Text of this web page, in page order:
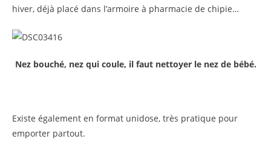
hiver, déjà placé dans l’armoire à pharmacie de chipie…
Nez bouché, nez qui coule, il faut nettoyer le nez de bébé.
Existe également en format unidose, très pratique pour
emporter partout.